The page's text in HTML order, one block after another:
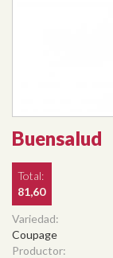
Buensalud
Total:
81,60
Variedad:
Coupage
Productor: